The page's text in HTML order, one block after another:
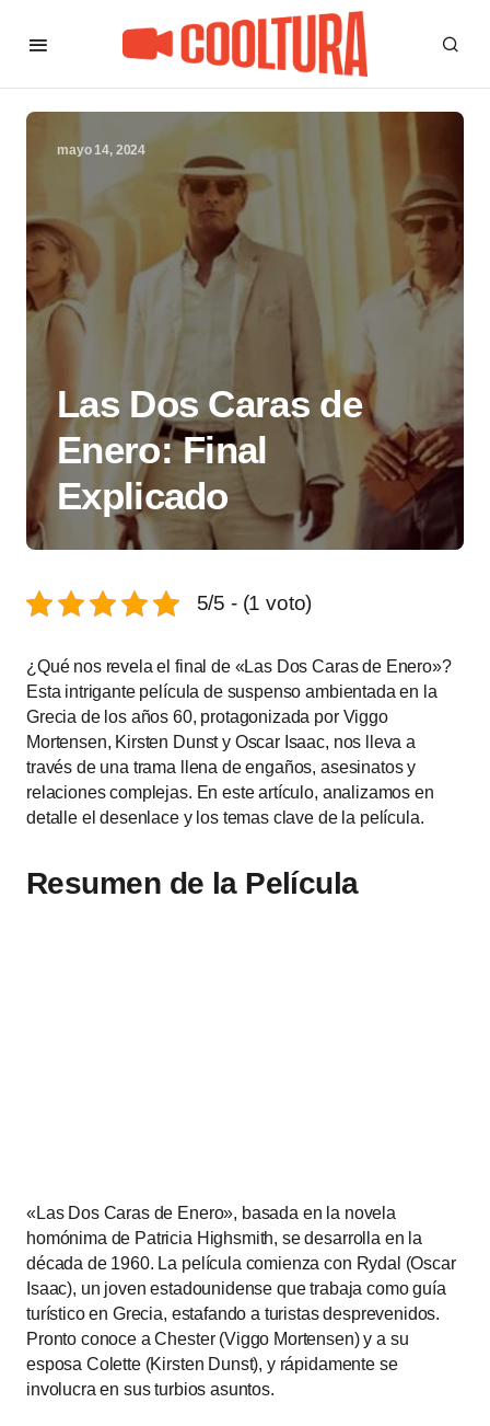
mayo 14, 2024
Las Dos Caras de
Enero: Final
Explicado
5/5 - (1 voto)
¿Qué nos revela el final de «Las Dos Caras de Enero»?
Esta intrigante película de suspenso ambientada en la
Grecia de los años 60, protagonizada por Viggo
Mortensen, Kirsten Dunst y Oscar Isaac, nos lleva a
través de una trama llena de engaños, asesinatos y
relaciones complejas. En este artículo, analizamos en
detalle el desenlace y los temas clave de la película.
Resumen de la Película
«Las Dos Caras de Enero», basada en la novela
homónima de Patricia Highsmith, se desarrolla en la
década de 1960. La película comienza con Rydal (Oscar
Isaac), un joven estadounidense que trabaja como guía
turístico en Grecia, estafando a turistas desprevenidos.
Pronto conoce a Chester (Viggo Mortensen) y a su
esposa Colette (Kirsten Dunst), y rápidamente se
involucra en sus turbios asuntos.